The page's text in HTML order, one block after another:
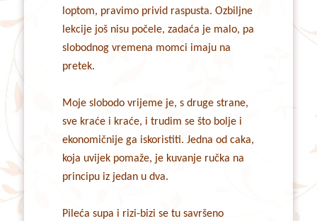
loptom, pravimo privid raspusta. Ozbiljne
lekcije još nisu počele, zadaća je malo, pa
slobodnog vremena momci imaju na
pretek.
Moje slobodo vrijeme je, s druge strane,
sve kraće i kraće, i trudim se što bolje i
ekonomičnije ga iskoristiti. Jedna od caka,
koja uvijek pomaže, je kuvanje ručka na
principu iz jedan u dva.
Pileća supa i rizi-bizi se tu savršeno